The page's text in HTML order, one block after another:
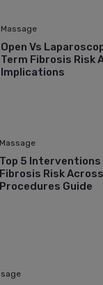
Massage
Open Vs
Term Fibrosis Risk
Implications
Massage
Top 5 Interventions
Fibrosis Risk
Procedures Guide